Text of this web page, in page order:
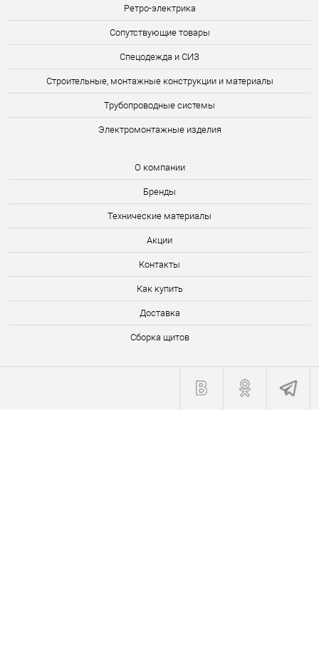
Ретро-электрика
Сопутствующие товары
Спецодежда и СИЗ
Строительные, монтажные конструкции и материалы
Трубопроводные системы
Электромонтажные изделия
О компании
Бренды
Технические материалы
Акции
Контакты
Как купить
Доставка
Сборка щитов